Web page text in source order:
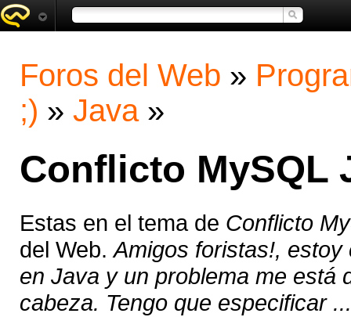
Foros del Web »
;) » Java »
Conflicto MySQL
Estas en el tema de Conflicto
del Web.Amigos foristas!,
en Java y un problema me está
cabeza. Tengo que especificar ...